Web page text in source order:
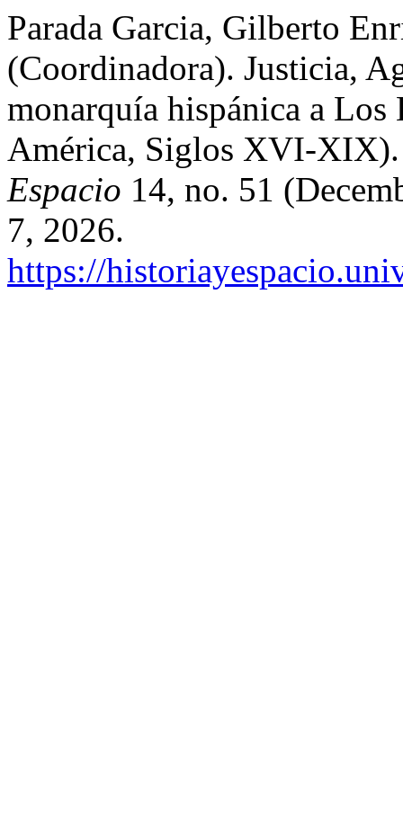
Parada Garcia, Gilberto
(Coordinadora). Justicia,
monarquía hispánica a Los
América, Siglos XVI-
Espacio 14, no. 51
7, 2026.
https://